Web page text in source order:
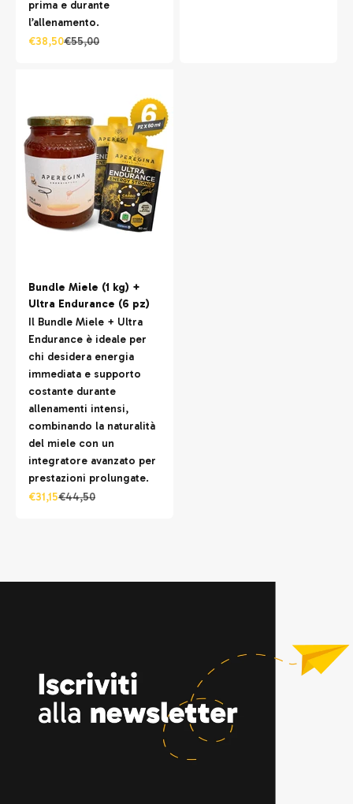
prima e durante
l’allenamento.
Prezzo scontato
€38,50Prezzo
€55,00
Bundle Miele (1 kg) +
Ultra Endurance (6 pz)
Il Bundle Miele + Ultra
Endurance è ideale per
chi desidera energia
immediata e supporto
costante durante
allenamenti intensi,
combinando la naturalità
del miele con un
integratore avanzato per
prestazioni prolungate.
Prezzo scontato
€31,15Prezzo
€44,50